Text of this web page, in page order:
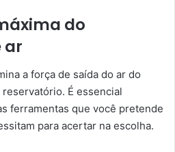
do
ar
a força de saída do ar do
É essencial
ferramentas que você pretende
para acertar na escolha.